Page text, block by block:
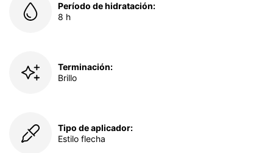
Período de hidratación:
8 h
Terminación:
Brillo
Tipo de aplicador:
Estilo flecha